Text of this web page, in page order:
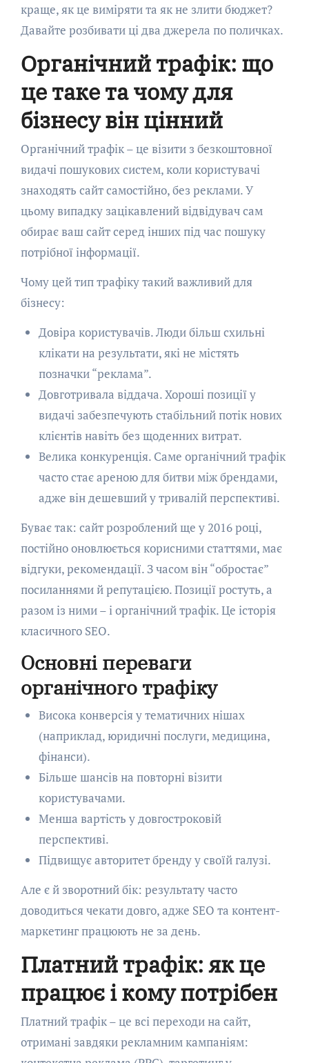
краще, як це виміряти та як не злити бюджет?
Давайте розбивати ці два джерела по поличках.
Органічний трафік: що
це таке та чому для
бізнесу він цінний
Органічний трафік – це візити з безкоштовної
видачі пошукових систем, коли користувачі
знаходять сайт самостійно, без реклами. У
цьому випадку зацікавлений відвідувач сам
обирає ваш сайт серед інших під час пошуку
потрібної інформації.
Чому цей тип трафіку такий важливий для
бізнесу:
Довіра користувачів. Люди більш схильні
клікати на результати, які не містять
позначки “реклама”.
Довготривала віддача. Хороші позиції у
видачі забезпечують стабільний потік нових
клієнтів навіть без щоденних витрат.
Велика конкуренція. Саме органічний трафік
часто стає ареною для битви між брендами,
адже він дешевший у тривалій перспективі.
Буває так: сайт розроблений ще у 2016 році,
постійно оновлюється корисними статтями, має
відгуки, рекомендації. З часом він “обростає”
посиланнями й репутацією. Позиції ростуть, а
разом із ними – і органічний трафік. Це історія
класичного SEO.
Основні переваги
органічного трафіку
Висока конверсія у тематичних нішах
(наприклад, юридичні послуги, медицина,
фінанси).
Більше шансів на повторні візити
користувачами.
Менша вартість у довгостроковій
перспективі.
Підвищує авторитет бренду у своїй галузі.
Але є й зворотний бік: результату часто
доводиться чекати довго, адже SEO та контент-
маркетинг працюють не за день.
Платний трафік: як це
працює і кому потрібен
Платний трафік – це всі переходи на сайт,
отримані завдяки рекламним кампаніям: